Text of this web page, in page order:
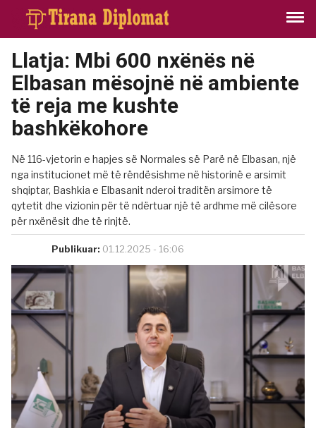
Llatja: Mbi 600 nxënës në
Elbasan mësojnë në ambiente
të reja me kushte
bashkëkohore
Në 116-vjetorin e hapjes së Normales së Parë në Elbasan, një
nga institucionet më të rëndësishme në historinë e arsimit
shqiptar, Bashkia e Elbasanit nderoi traditën arsimore të
qytetit dhe vizionin për të ndërtuar një të ardhme më cilësore
për nxënësit dhe të rinjtë.
Publikuar: 01.12.2025 - 16:06